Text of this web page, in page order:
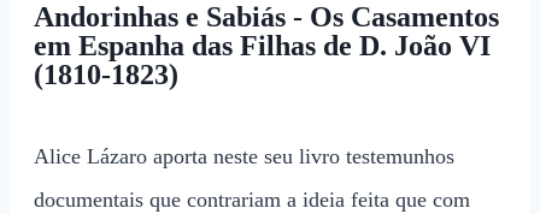
Andorinhas e Sabiás - Os Casamentos
em Espanha das Filhas de D. João VI
(1810-1823)
Alice Lázaro aporta neste seu livro testemunhos
documentais que contrariam a ideia feita que com